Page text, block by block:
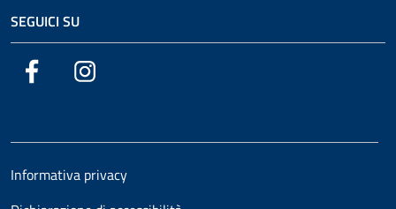
SEGUICI SU
Facebook
Informativa privacy